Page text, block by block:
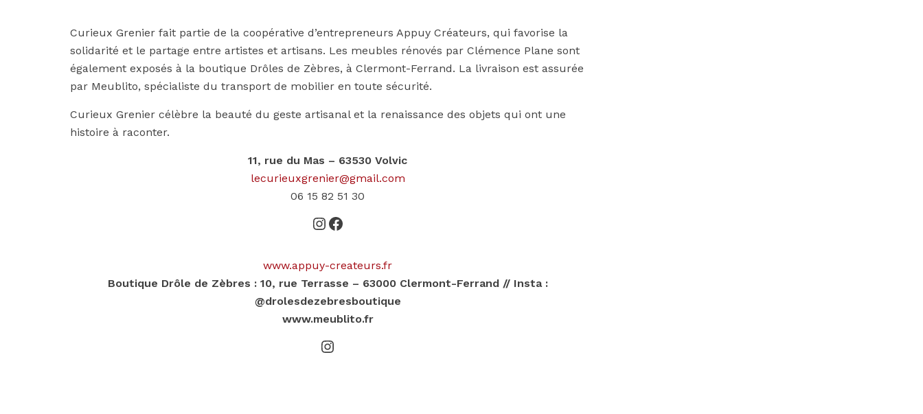
Curieux Grenier fait partie de la coopérative d’entrepreneurs Appuy Créateurs, qui favorise la
solidarité et le partage entre artistes et artisans. Les meubles rénovés par Clémence Plane sont
également exposés à la boutique Drôles de Zèbres, à Clermont-Ferrand. La livraison est assurée
par Meublito, spécialiste du transport de mobilier en toute sécurité.
Curieux Grenier célèbre la beauté du geste artisanal et la renaissance des objets qui ont une
histoire à raconter.
11, rue du Mas – 63530 Volvic
lecurieuxgrenier@gmail.com
06 15 82 51 30
Instagram
Facebook
www.appuy-createurs.fr
Boutique Drôle de Zèbres : 10, rue Terrasse – 63000 Clermont-Ferrand // Insta :
@drolesdezebresboutique
www.meublito.fr
Instagram